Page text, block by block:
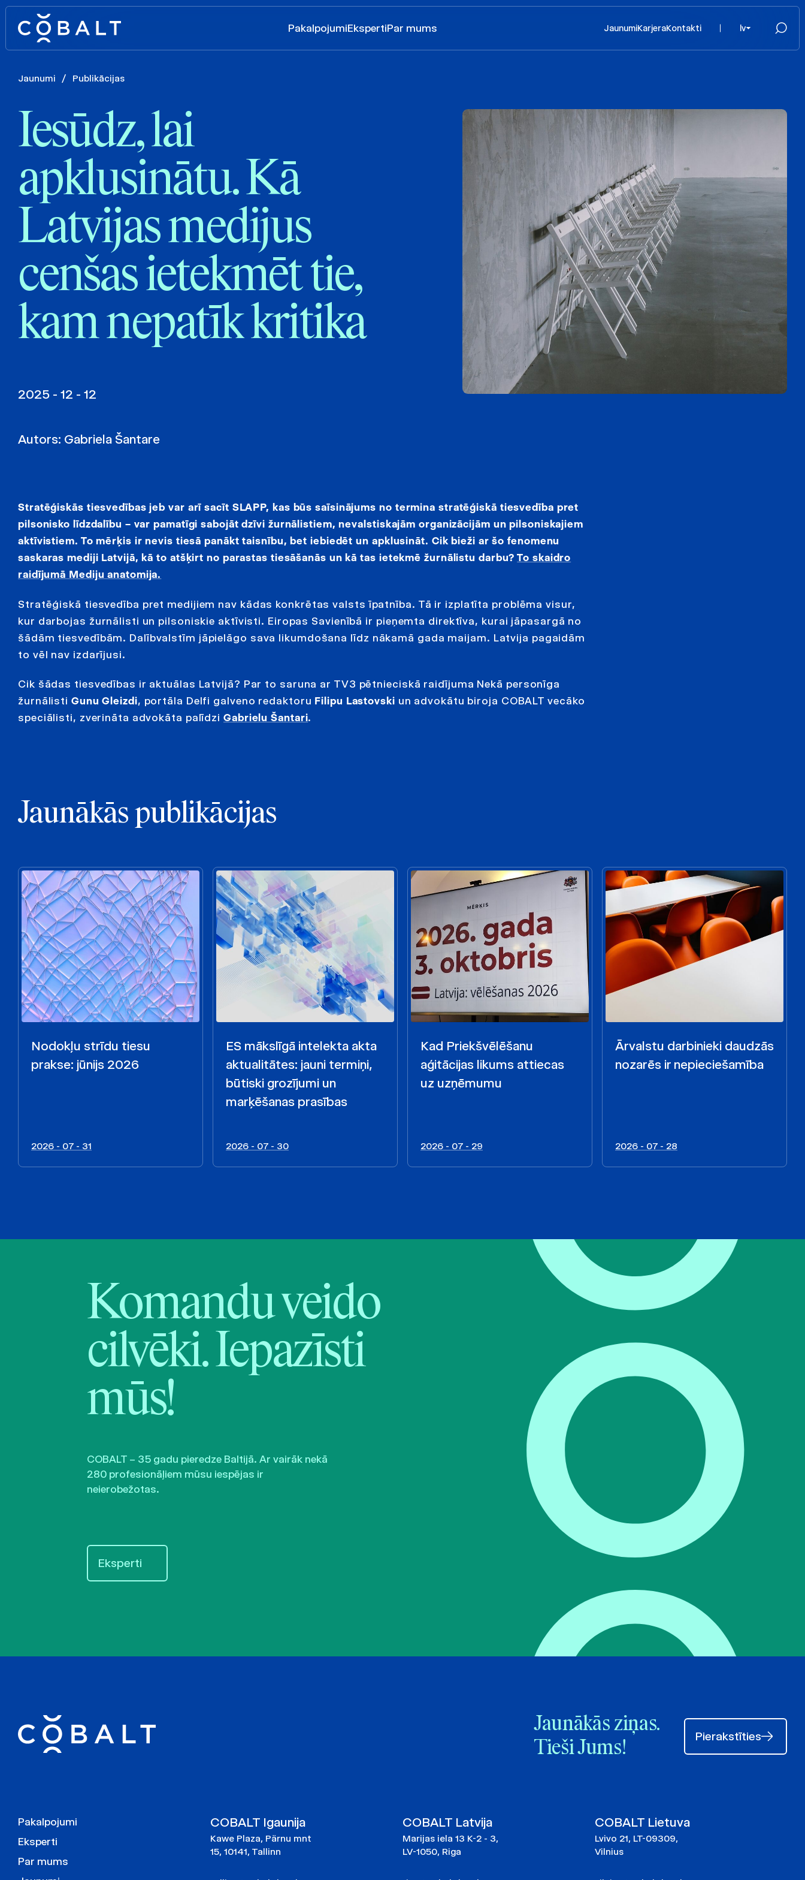
PakalpojumiEkspertiPar mums JaunumiKarjeraKontakti lv
Jaunumi / Publikācijas
Iesūdz, lai
apklusinātu. Kā
Latvijas medijus
cenšas ietekmēt tie,
kam nepatīk kritika
2025 - 12 - 12
Autors: Gabriela Šantare
Stratēģiskās tiesvedības jeb var arī sacīt SLAPP, kas būs saīsinājums no termina stratēģiskā tiesvedība pret
pilsonisko līdzdalību – var pamatīgi sabojāt dzīvi žurnālistiem, nevalstiskajām organizācijām un pilsoniskajiem
aktīvistiem. To mērķis ir nevis tiesā panākt taisnību, bet iebiedēt un apklusināt. Cik bieži ar šo fenomenu
saskaras mediji Latvijā, kā to atšķirt no parastas tiesāšanās un kā tas ietekmē žurnālistu darbu?To skaidro
raidījumā Mediju anatomija.
Stratēģiskā tiesvedība pret medijiem nav kādas konkrētas valsts īpatnība. Tā ir izplatīta problēma visur,
kur darbojas žurnālisti un pilsoniskie aktīvisti. Eiropas Savienībā ir pieņemta direktīva, kurai jāpasargā no
šādām tiesvedībām. Dalībvalstīm jāpielāgo sava likumdošana līdz nākamā gada maijam. Latvija pagaidām
to vēl nav izdarījusi.
Cik šādas tiesvedības ir aktuālas Latvijā? Par to saruna ar TV3 pētnieciskā raidījuma Nekā personīga
žurnālisti Gunu Gleizdi, portāla Delfi galveno redaktoru Filipu Lastovski un advokātu biroja COBALT vecāko
speciālisti, zverināta advokāta palīdzi Gabrielu Šantari.
Jaunākās publikācijas
Nodokļu strīdu tiesu
prakse: jūnijs 2026
2026 - 07 - 31
ES mākslīgā intelekta akta
aktualitātes: jauni termiņi,
būtiski grozījumi un
marķēšanas prasības
2026 - 07 - 30
Kad Priekšvēlēšanu
aģitācijas likums attiecas
uz uzņēmumu
2026 - 07 - 29
Ārvalstu darbinieki daudzās
nozarēs ir nepieciešamība
2026 - 07 - 28
Komandu veido
cilvēki. Iepazīsti
mūs!
COBALT – 35 gadu pieredze Baltijā. Ar vairāk nekā
280 profesionāļiem mūsu iespējas ir
neierobežotas.
Eksperti
Jaunākās ziņas.
Tieši Jums!
Pierakstīties
Pakalpojumi
Eksperti
Par mums
COBALT Igaunija
Kawe Plaza, Pärnu mnt
15, 10141, Tallinn
COBALT Latvija
Marijas iela 13 K-2 - 3,
LV-1050, Riga
COBALT Lietuva
Lvivo 21, LT-09309,
Vilnius